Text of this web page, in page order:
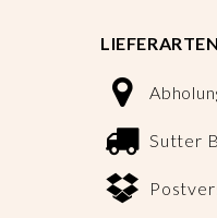
LIEFERARTEN
Sutter